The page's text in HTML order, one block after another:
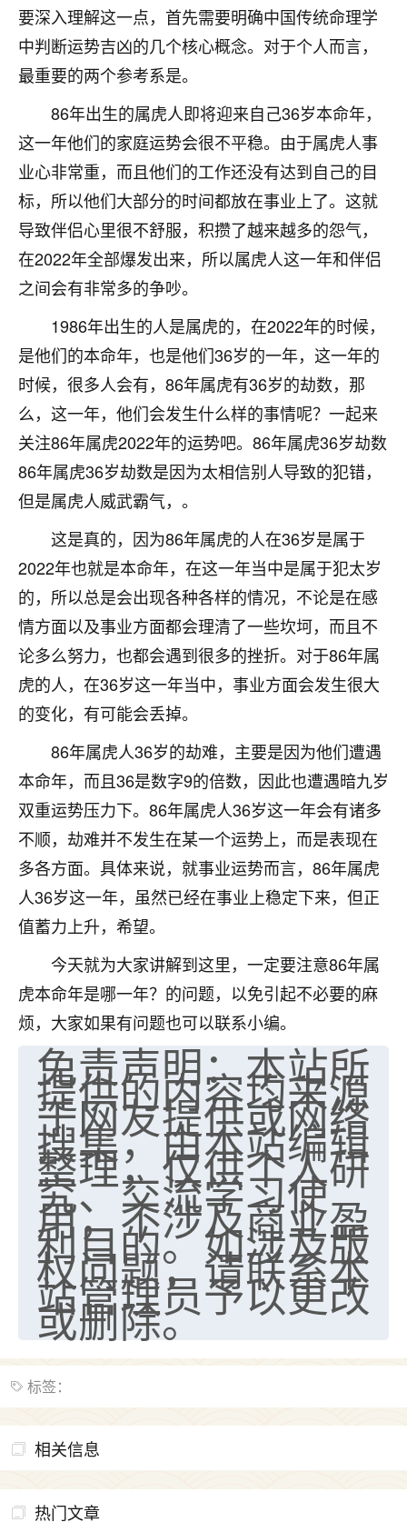
要深入理解这一点，首先需要明确中国传统命理学
中判断运势吉凶的几个核心概念。对于个人而言，
最重要的两个参考系是。
86年出生的属虎人即将迎来自己36岁本命年，
这一年他们的家庭运势会很不平稳。由于属虎人事
业心非常重，而且他们的工作还没有达到自己的目
标，所以他们大部分的时间都放在事业上了。这就
导致伴侣心里很不舒服，积攒了越来越多的怨气，
在2022年全部爆发出来，所以属虎人这一年和伴侣
之间会有非常多的争吵。
1986年出生的人是属虎的，在2022年的时候，
是他们的本命年，也是他们36岁的一年，这一年的
时候，很多人会有，86年属虎有36岁的劫数，那
么，这一年，他们会发生什么样的事情呢？一起来
关注86年属虎2022年的运势吧。86年属虎36岁劫数
86年属虎36岁劫数是因为太相信别人导致的犯错，
但是属虎人威武霸气，。
这是真的，因为86年属虎的人在36岁是属于
2022年也就是本命年，在这一年当中是属于犯太岁
的，所以总是会出现各种各样的情况，不论是在感
情方面以及事业方面都会理清了一些坎坷，而且不
论多么努力，也都会遇到很多的挫折。对于86年属
虎的人，在36岁这一年当中，事业方面会发生很大
的变化，有可能会丢掉。
86年属虎人36岁的劫难，主要是因为他们遭遇
本命年，而且36是数字9的倍数，因此也遭遇暗九岁
双重运势压力下。86年属虎人36岁这一年会有诸多
不顺，劫难并不发生在某一个运势上，而是表现在
多各方面。具体来说，就事业运势而言，86年属虎
人36岁这一年，虽然已经在事业上稳定下来，但正
值蓄力上升，希望。
今天就为大家讲解到这里，一定要注意86年属
虎本命年是哪一年？的问题，以免引起不必要的麻
烦，大家如果有问题也可以联系小编。
免责声明：本站所
提供的内容均来源
于网友提供或网络
搜集，由本站编辑
整理，仅供个人研
究、交流学习使
用，不涉及商业盈
利目的。如涉及版
权问题，请联系本
站管理员予以更改
或删除。
标签：
相关信息
热门文章
鹿森：恭喜升职加薪！！，请客吗？�
32
心心相印
我身体不太好，总是病病殃殃的，去检查又没什么大
问题，反正就是不舒服。中医西医看遍了，找不到问
题，后来无意中看到有人推荐慧来老师，跟老师聊过
之后，心情豁然开朗，也听老师建议，处理了一些因
果问题。今年以来，身体比以前好多，主要是心情好
了，老师说境随心转，现在深有体会了。
鹿森：是的，其实跟老师聊过之后，最大的感
触，首先就是心态会变好，万般皆是命，半点
不由人！
1天前 来自四川 9
金白水清
我也想找老师看看，有没有人给个联系方式的啊？
鹿森：慧来老师微信：gjsy0624
1天前 来自江西
青春168
我也想要，我也想要！
2天前 来自山西 15
Jessica李
老师做不做超度法事？我想给我奶奶做超度，她今年
刚去世了。
做梦梦见她，后来也是朋友介绍，找到慧来老
师，安排了超度法事，做梦再也没有梦到过
了，一开始是半信半疑的，图个心安，给亡母
超度，现在看来，人不信也不行。
2天前 来自云南
优秀的张同学
老师收徒吗？？我对这些很感兴趣